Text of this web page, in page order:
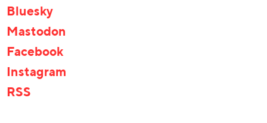
Bluesky
Mastodon
Facebook
Instagram
RSS